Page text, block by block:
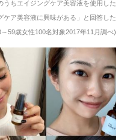
うちエイジングケア美容液を使用した
ケア美容液に興味がある」と回答した
～59歳女性100名対象2017年11 月調べ)